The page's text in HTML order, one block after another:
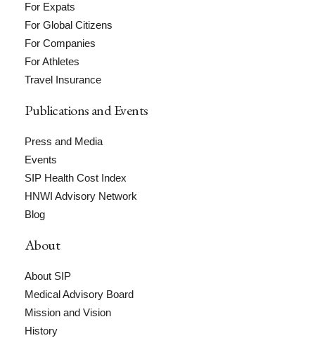
For Expats
For Global Citizens
For Companies
For Athletes
Travel Insurance
Publications and Events
Press and Media
Events
SIP Health Cost Index
HNWI Advisory Network
Blog
About
About SIP
Medical Advisory Board
Mission and Vision
History